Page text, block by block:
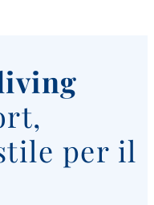
per il